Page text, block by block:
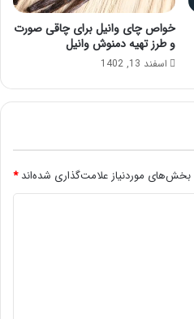
خواص چای وانیل برای چاقی صورت
و طرز تهیه دمنوش وانیل
اسفند 13, 1402
بخش‌های موردنیاز علامت‌گذاری شده‌اند*